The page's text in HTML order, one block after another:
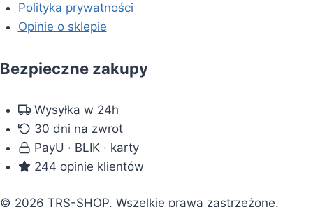
Polityka prywatności
Opinie o sklepie
Bezpieczne zakupy
Wysyłka w 24h
30 dni na zwrot
PayU · BLIK · karty
244 opinie klientów
© 2026 TRS-SHOP. Wszelkie prawa zastrzeżone.